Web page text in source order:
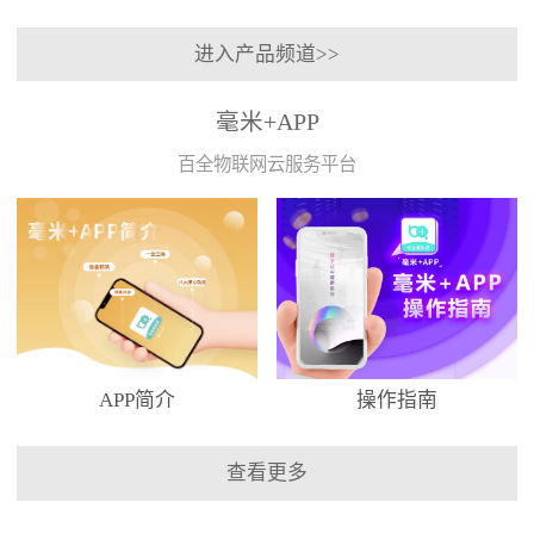
进入产品频道>>
毫米+APP
百全物联网云服务平台
APP简介 操作指南
查看更多